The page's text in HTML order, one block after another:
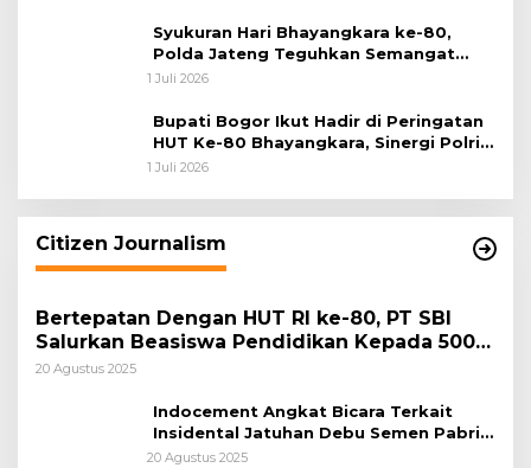
Syukuran Hari Bhayangkara ke-80,
Polda Jateng Teguhkan Semangat
Pengabdian dan Pererat Kebersamaan
1 Juli 2026
Bupati Bogor Ikut Hadir di Peringatan
HUT Ke-80 Bhayangkara, Sinergi Polri
dan Pemkab Bogor Jadi Kunci Menjaga
1 Juli 2026
Citizen Journalism
Bertepatan Dengan HUT RI ke-80, PT SBI
Salurkan Beasiswa Pendidikan Kepada 500
Pelajar
20 Agustus 2025
Indocement Angkat Bicara Terkait
Insidental Jatuhan Debu Semen Pabrik
Citeureup
20 Agustus 2025